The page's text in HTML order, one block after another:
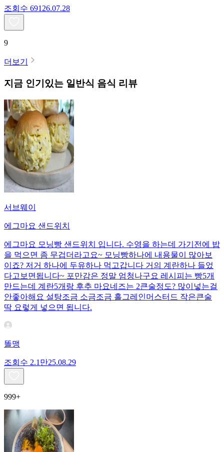
조회수 691 26.07.28
9
더보기
지금 인기있는 일반식 음식 리뷰
서브웨이
에그마요 샌드위치
에그마요 모닝빵 샌드위치 입니다. 수영을 하는데 가기전에 밥
을 먹으면 좀 무겁더라고요~ 모닝빵하나에 내용물이 많아보
이죠? 저거 하나에 두유하나 먹고갑니다 거의 계란하나 들었
다고보면됩니다~ 포만감은 정말 엄청나구요 레시피는 빵5개
만드는데 계란5개랑 후추 마요네즈는 2큰술정도? 많이넣는걸
안좋아해요 설탕조금 소금조금 홀그레인머스터드 작은큰술
딱 요렇게 넣으면 됩니다.
똘맹
조회수 2.1만25.08.29
999+